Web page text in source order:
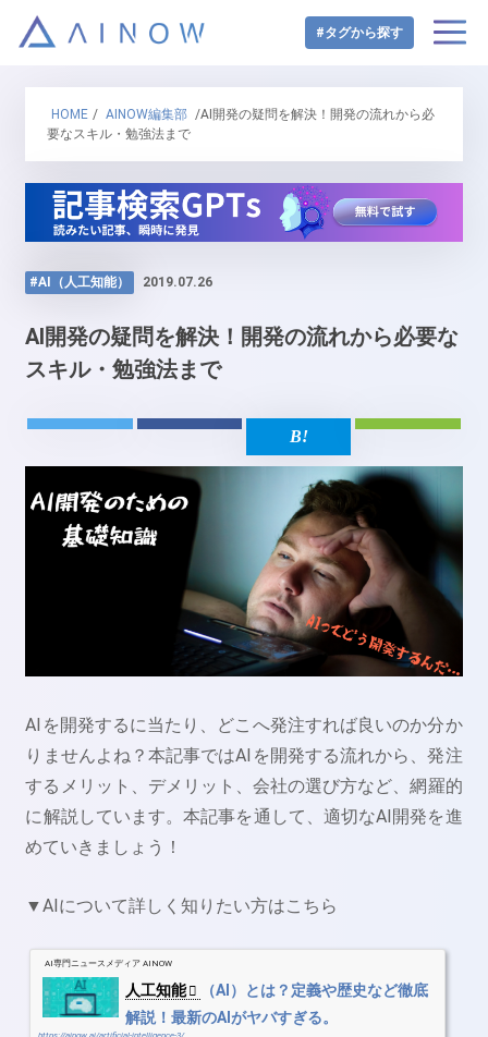
#タグから探す
HOME / AINOW編集部 /AI開発の疑問を解決！開発の流れから必
要なスキル・勉強法まで
#AI（人工知能） 2019.07.26
AI開発の疑問を解決！開発の流れから必要な
スキル・勉強法まで
AIを開発するに当たり、どこへ発注すれば良いのか分か
りませんよね？本記事ではAIを開発する流れから、発注
するメリット、デメリット、会社の選び方など、網羅的
に解説しています。本記事を通して、適切なAI開発を進
めていきましょう！
▼AIについて詳しく知りたい方はこちら
AI専門ニュースメディア AINOW
人工知能
（AI）とは？定義や歴史など徹底
解説！最新のAIがヤバすぎる。